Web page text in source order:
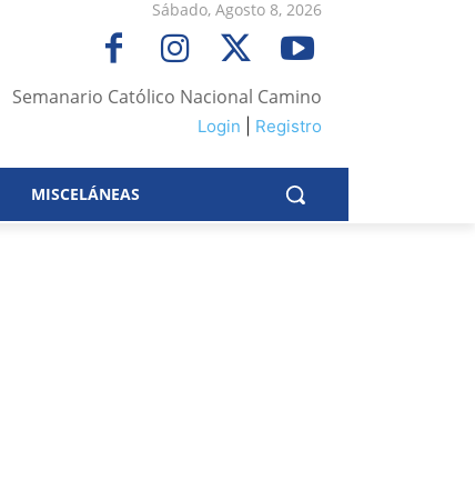
Sábado, Agosto 8, 2026
Semanario Católico Nacional Camino
Login Registro
MISCELÁNEAS